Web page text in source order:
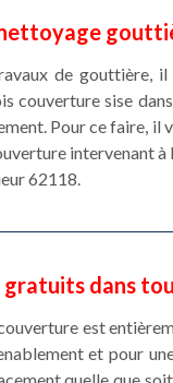
de gouttière, il
couverture sise
Pour ce faire, il
intervenant à
62118.
gratuits dans
est
et pour